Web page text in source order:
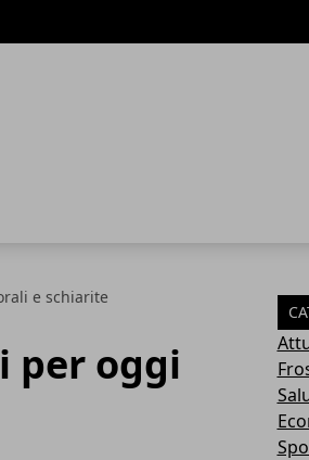
e schiarite
per oggi